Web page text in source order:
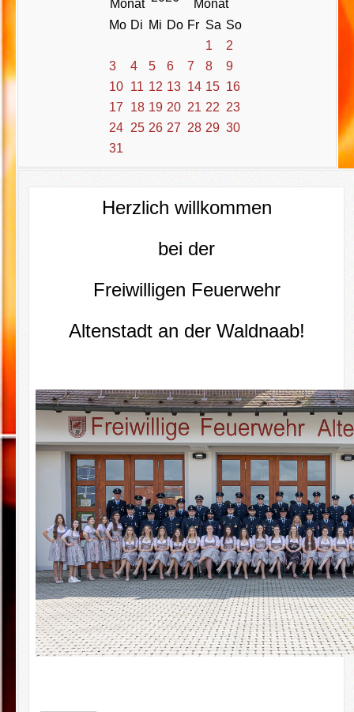
Mo Di Mi Do Fr Sa So
1
2
3
4 5 6 7 8
9
10 11 12 13 14 15 16
17
18 19 20 21 22 23
24 25 26 27 28 29 30
31
Herzlich willkommen
bei der
Freiwilligen Feuerwehr
Altenstadt an der Waldnaab!